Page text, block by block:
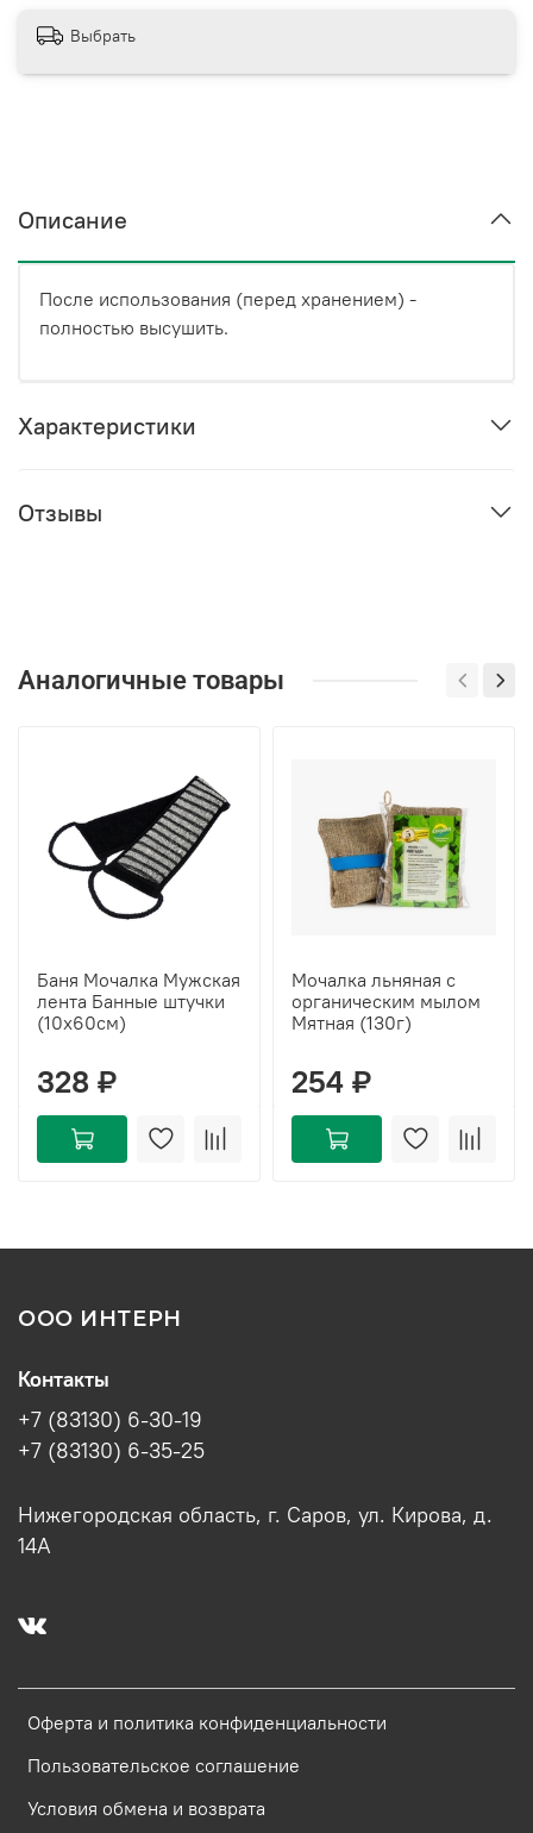
Выбрать
Описание
После использования (перед хранением) -
полностью высушить.
Характеристики
Отзывы
Аналогичные товары
Баня Мочалка Мужская
лента Банные штучки
(10х60см)
328 ₽
Мочалка льняная с
органическим мылом
Мятная (130г)
254 ₽
ООО ИНТЕРН
Оферта и политика конфиденциальности
Пользовательское соглашение
Условия обмена и возврата
Контакты
+7 (83130) 6-30-19
+7 (83130) 6-35-25
Нижегородская область, г. Саров, ул. Кирова, д.
14А